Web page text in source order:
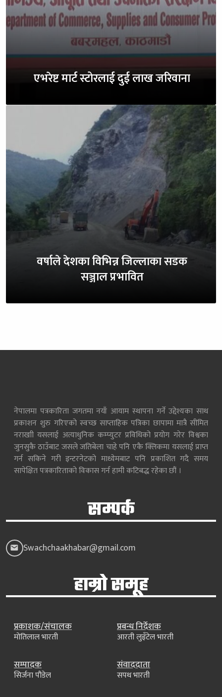
एभरेष्ट मार्ट स्टोरलाई दुई लाख जरिवाना
वर्षाले देशका विभिन्न जिल्लाका सडक
सञ्जाल प्रभावित
नेपालमा पत्रकारिता जगतमा नयाँ आयाम स्थापना गर्ने उद्देश्यका साथ
प्रकाशन शुरु गरिएको स्वच्छ साप्ताहिक पत्रिका छापामा मात्रै सीमित
नराखाी यसलाई अत्याधुनिक कम्प्युटर प्रविधिको प्रयोग गरेर विश्वका
जुनसुकै ठाउँबाट जसले जतिबेला चाहे पनि एकै क्लिकमा यसलाई प्राप्त
गर्न सकिने गरी इन्टरनेटको माध्येमबाट पनि प्रकाशित गदै समय
सापेक्षित पत्रकारिताको विकास गर्न हामी कटिबद्ध रहेका छौं ।
सम्पर्क
Swachchaakhabar@gmail.com
हाम्रो समूह
प्रकाशक/संचालक
मोतिलाल भारती
प्रबन्ध निर्देशक
आरती लुइँटेल भारती
सम्पादक
सिर्जना पौडेल
संवाददाता
सपथ भारती